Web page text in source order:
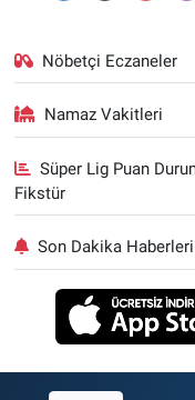
Nöbetçi Eczaneler
Namaz Vakitleri
Süper Lig Puan
Fikstür
Son Dakika Haberleri